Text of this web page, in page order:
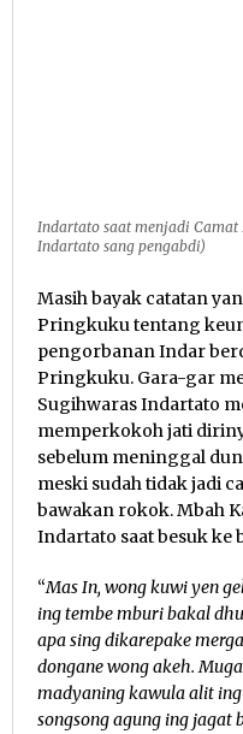
Indartato saat menjadi Camat
Indartato sang pengabdi)
Masih bayak catatan
Pringkuku tentang
pengorbanan Indar
Pringkuku. Gara-gar
Sugihwaras Indartato
memperkokoh jati
sebelum meninggal
meski sudah tidak jadi
bawakan rokok. Mbah
Indartato saat besuk ke
“Mas In, wong kuwi yen
ing tembe mburi bakal
apa sing dikarepake
dongane wong akeh.
madyaning kawula alit
songsong agung ing jagat